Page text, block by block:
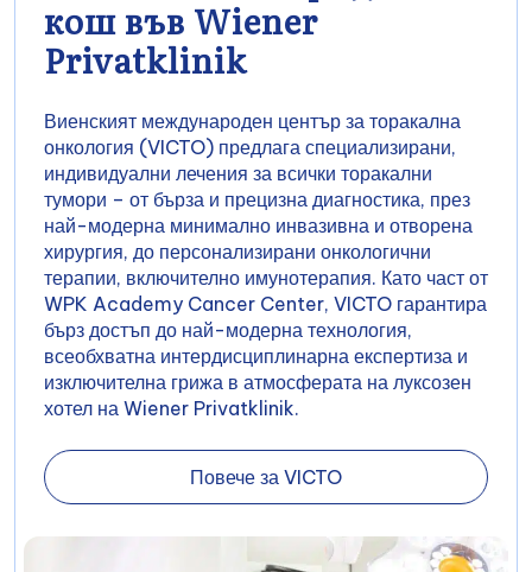
кош във Wiener
Privatklinik
Виенският международен център за торакална
онкология (VICTO) предлага специализирани,
индивидуални лечения за всички торакални
тумори – от бърза и прецизна диагностика, през
най-модерна минимално инвазивна и отворена
хирургия, до персонализирани онкологични
терапии, включително имунотерапия. Като част от
WPK Academy Cancer Center, VICTO гарантира
бърз достъп до най-модерна технология,
всеобхватна интердисциплинарна експертиза и
изключителна грижа в атмосферата на луксозен
хотел на Wiener Privatklinik.
Повече за VICTO